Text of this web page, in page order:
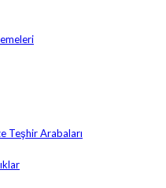
Teşhir Arabaları